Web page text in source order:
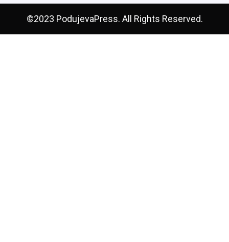
©2023 PodujevaPress. All Rights Reserved.